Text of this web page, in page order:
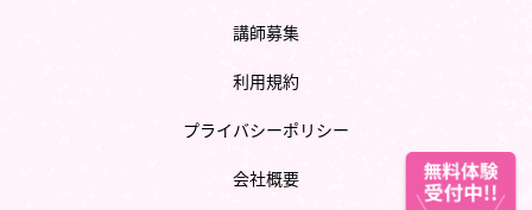
講師募集
利用規約
プライバシーポリシー
会社概要